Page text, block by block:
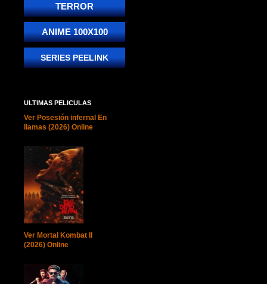
TERROR
ANIME 100X100
SERIES PEELINK
ULTIMAS PELICULAS
Ver Posesión infernal En
llamas (2026) Online
Ver Mortal Kombat II
(2026) Online